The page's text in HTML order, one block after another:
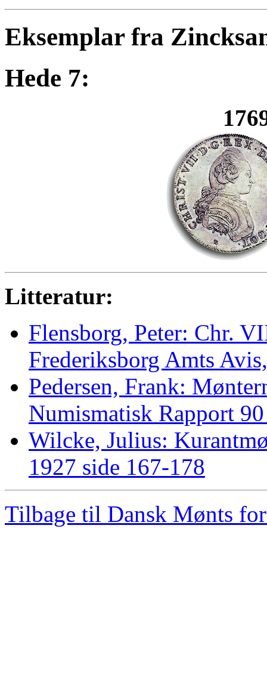
Eksemplar fra
Hede 7:
Litteratur:
Flensborg, Peter: Chr.
Frederiksborg Amts
Pedersen, Frank:
Numismatisk Rapport
Wilcke, Julius:
1927 side 167-178
Tilbage til Dansk Mønts